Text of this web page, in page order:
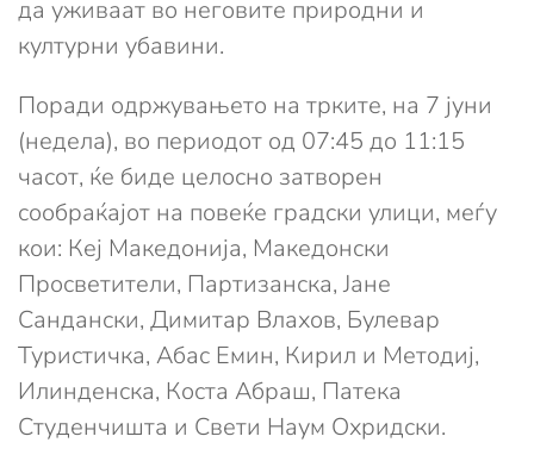
да уживаат во неговите природни и
културни убавини.
Поради одржувањето на трките, на 7 јуни
(недела), во периодот од 07:45 до 11:15
часот, ќе биде целосно затворен
сообраќајот на повеќе градски улици, меѓу
кои: Кеј Македонија, Македонски
Просветители, Партизанска, Јане
Сандански, Димитар Влахов, Булевар
Туристичка, Абас Емин, Кирил и Методиј,
Илинденска, Коста Абраш, Патека
Студенчишта и Свети Наум Охридски.